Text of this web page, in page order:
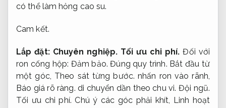
có thể làm hỏng cao su.
Cam kết.
Lắp đặt: Chuyên nghiệp. Tối ưu chi phí. Đối với
ron cống hộp: Đảm bảo. Đúng quy trình. Bắt đầu từ
một góc, Theo sát từng bước. nhấn ron vào rãnh,
Báo giá rõ ràng. di chuyển dần theo chu vi. Đội ngũ.
Tối ưu chi phí. Chú ý các góc phải khít, Linh hoạt